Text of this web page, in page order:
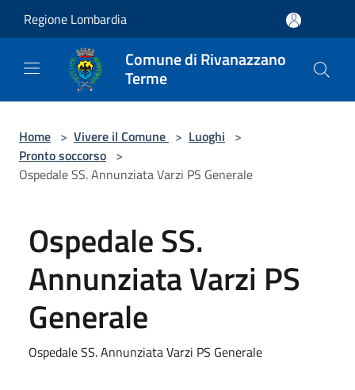
Regione Lombardia
Comune di Rivanazzano
Terme
Home > Vivere il Comune > Luoghi >
Pronto soccorso >
Ospedale SS. Annunziata Varzi PS Generale
Ospedale SS.
Annunziata Varzi PS
Generale
Ospedale SS. Annunziata Varzi PS Generale